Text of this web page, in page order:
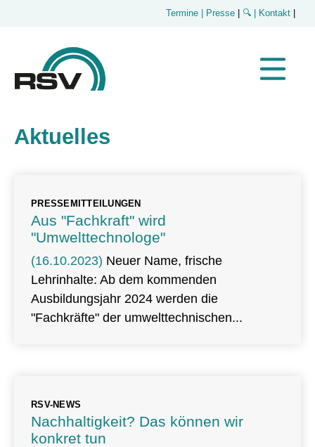
Termine | Presse 🔍 | Kontakt
Aktuelles
PRESSEMITTEILUNGEN
Aus "Fachkraft" wird
"Umwelttechnologe"
(16.10.2023) Neuer Name, frische
Lehrinhalte: Ab dem kommenden
Ausbildungsjahr 2024 werden die
"Fachkräfte" der umwelttechnischen
RSV-NEWS
Nachhaltigkeit? Das können wir
konkret tun